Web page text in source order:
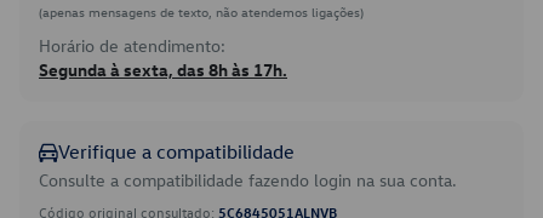
(apenas mensagens de texto, não atendemos ligações)
Horário de atendimento:
Segunda à sexta, das 8h às 17h.
Verifique a compatibilidade
Consulte a compatibilidade fazendo login na sua conta.
Código original consultado: 5C6845051ALNVB